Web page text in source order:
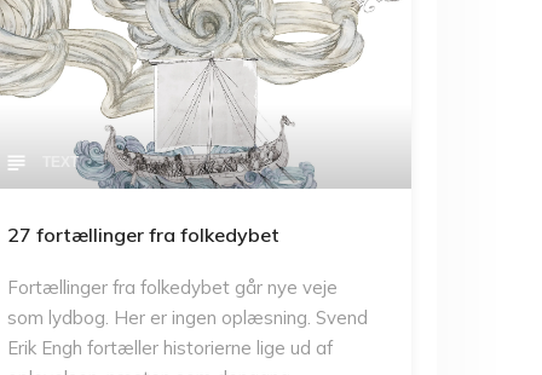
TEXT
27 fortællinger fra folkedybet
Fortællinger fra folkedybet går nye veje
som lydbog. Her er ingen oplæsning. Svend
Erik Engh fortæller historierne lige ud af